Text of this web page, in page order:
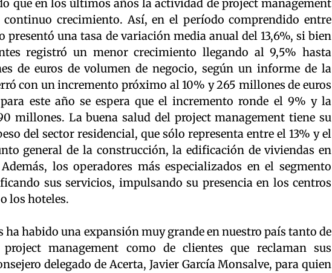
que en los últimos años la actividad de project management
crecimiento. Así, en el período comprendido entre
presentó una tasa de variación media anual del 13,6%, si bien
registró un menor crecimiento llegando al 9,5% hasta
de euros de volumen de negocio, según un informe de la
con un incremento próximo al 10% y 265 millones de euros
este año se espera que el incremento ronde el 9% y la
millones. La buena salud del project management tiene su
del sector residencial, que sólo representa entre el 13% y el
general de la construcción, la edificación de viviendas en
los operadores más especializados en el segmento
sus servicios, impulsando su presencia en los centros
los hoteles.
ha habido una expansión muy grande en nuestro país tanto de
project management como de clientes que reclaman sus
delegado de Acerta, Javier García Monsalve, para quien